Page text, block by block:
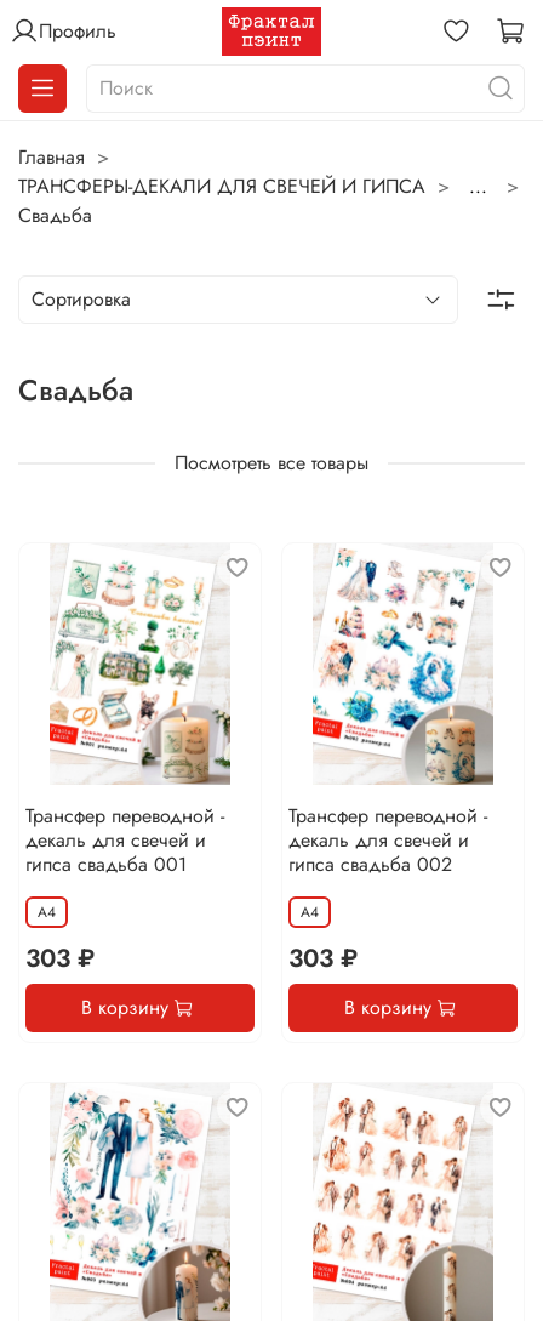
Профиль
Главная
ТРАНСФЕРЫ-ДЕКАЛИ ДЛЯ СВЕЧЕЙ И ГИПСА
...
Свадьба
Свадьба
Посмотреть все товары
Трансфер переводной -
декаль для свечей и
гипса свадьба 001
А4
303 ₽
В корзину
Трансфер переводной -
декаль для свечей и
гипса свадьба 002
А4
303 ₽
В корзину